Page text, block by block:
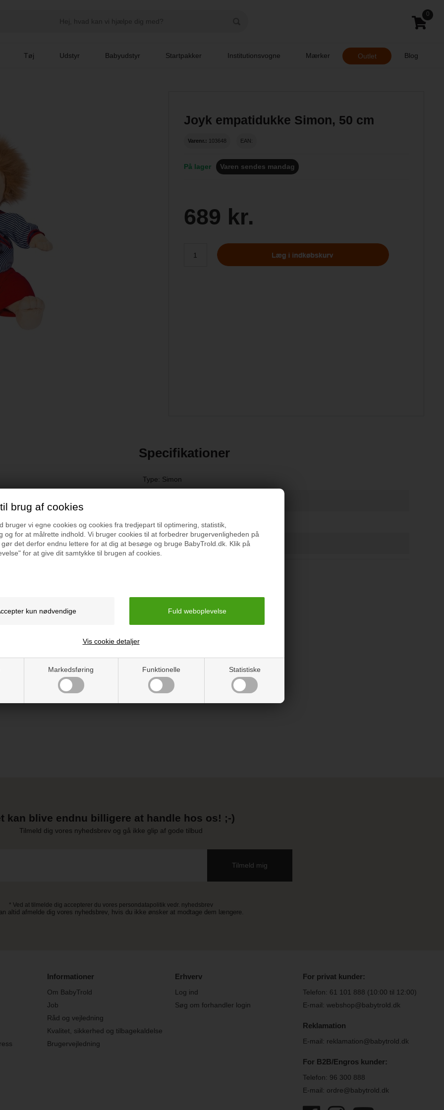
brug af cookies
bruger vi egne cookies og cookies fra tredjepart til optimering, statistik,
og for at målrette indhold. Vi bruger cookies til at forbedrer brugervenligheden på
det derfor endnu lettere for at dig at besøge og bruge BabyTrold.dk. Klik på
for at give dit samtykke til brugen af cookies.
Markedsføring Funktionelle Statistiske
Vis cookie detaljer
0
Tøj Udstyr Babyudstyr Startpakker Institutionsvogne Mærker Outlet Blog
Joyk empatidukke Simon, 50 cm
Varenr.: 103648 EAN:
På lager Varen sendes mandag
689 kr.
er bløde og har
kan betro sig til og en
i de små størrelser, det
dukkerne. Dukkerne er
om de passer en rigtig
og det er let for børn der
dukker, og som terapi
og omsorg overfor andre
hos børn.
eller storebror.
med genoptræning
dukkerne i deres arme.
fra dukke til dukke.
Specifikationer
Type: Simon
Vask, dukke: Max. 40 grader
Vask, tøj: Max. 30 grader
kan blive endnu billigere at handle hos os! ;-)
Tilmeld dig vores nyhedsbrev og gå ikke glip af gode tilbud
* Ved at tilmelde dig accepterer du vores persondatapolitik vedr. nyhedsbrev
altid afmelde dig vores nyhedsbrev, hvis du ikke ønsker at modtage dem længere.
Informationer
Om BabyTrold
Job
Råd og vejledning
Kvalitet, sikkerhed og tilbagekaldelse
Brugervejledning
Erhverv
Log ind
Søg om forhandler login
For privat kunder:
Telefon: 61 101 888 (10:00 til 12:00)
E-mail: webshop@babytrold.dk
Reklamation
E-mail: reklamation@babytrold.dk
For B2B/Engros kunder:
Telefon: 96 300 888
E-mail: ordre@babytrold.dk